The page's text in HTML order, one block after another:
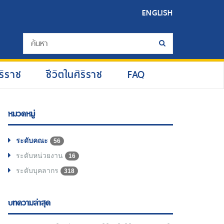
ENGLISH
าช ชีวิตในศิริราช FAQ
หมวดหมู่
ระดับคณะ 56
ระดับหน่วยงาน 16
ระดับบุคลากร 318
บทความล่าสุด